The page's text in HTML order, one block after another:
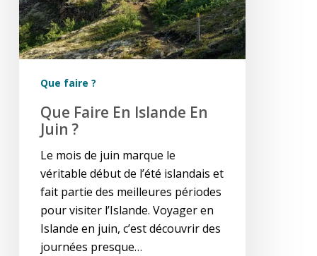
juin
?
Que faire ?
Que Faire En Islande En
Juin ?
Le mois de juin marque le
véritable début de l’été islandais et
fait partie des meilleures périodes
pour visiter l’Islande. Voyager en
Islande en juin, c’est découvrir des
journées presque…